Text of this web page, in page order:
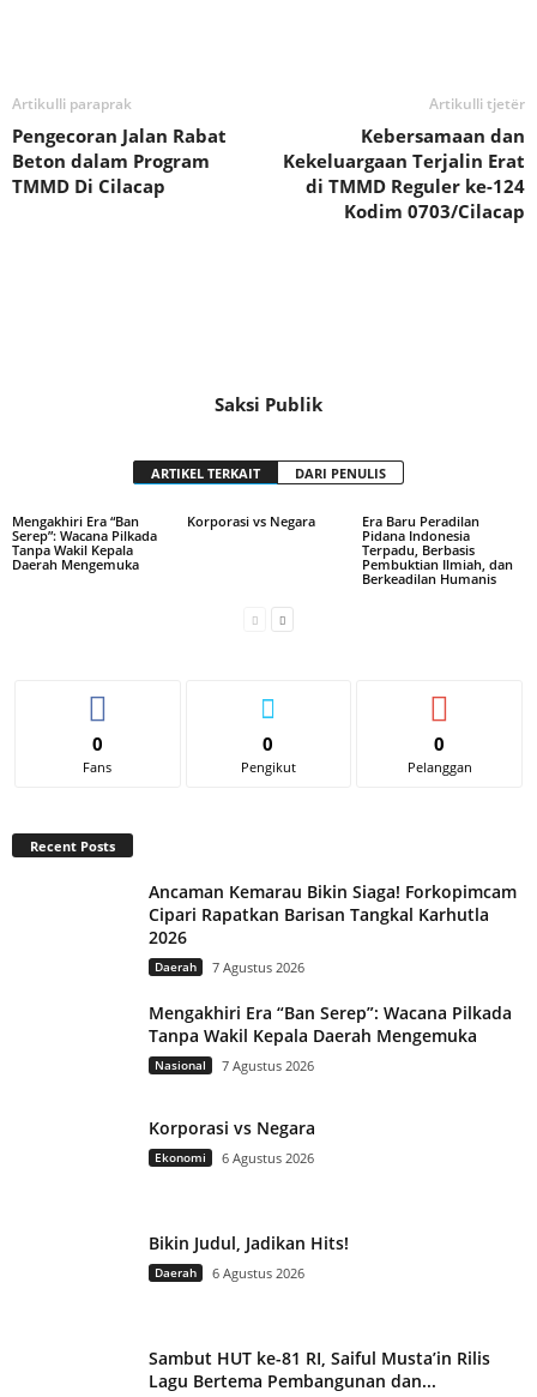
Artikulli paraprak
Pengecoran Jalan Rabat
Beton dalam Program
TMMD Di Cilacap
Artikulli tjetër
Kebersamaan dan
Kekeluargaan Terjalin Erat
di TMMD Reguler ke-124
Kodim 0703/Cilacap
Saksi Publik
ARTIKEL TERKAIT DARI PENULIS
Mengakhiri Era “Ban
Serep”: Wacana Pilkada
Tanpa Wakil Kepala
Daerah Mengemuka
Korporasi vs Negara
Era Baru Peradilan
Pidana Indonesia
Terpadu, Berbasis
Pembuktian Ilmiah, dan
Berkeadilan Humanis
0
Fans
0
Pengikut
0
Pelanggan
Recent Posts
Ancaman Kemarau Bikin Siaga! Forkopimcam
Cipari Rapatkan Barisan Tangkal Karhutla
2026
Daerah 7 Agustus 2026
Mengakhiri Era “Ban Serep”: Wacana Pilkada
Tanpa Wakil Kepala Daerah Mengemuka
Nasional 7 Agustus 2026
Korporasi vs Negara
Ekonomi 6 Agustus 2026
Bikin Judul, Jadikan Hits!
Daerah 6 Agustus 2026
Sambut HUT ke-81 RI, Saiful Musta’in Rilis
Lagu Bertema Pembangunan dan...